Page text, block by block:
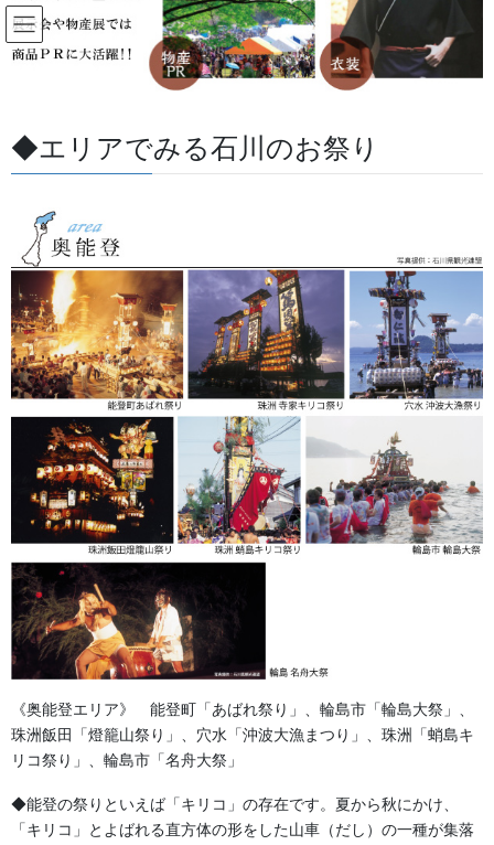
コ
ン
テ
移
動
ナ
ビ
ゲ
ン
に
すべての記事
すべての記事 お祭用品・品目 生地 羅紗 (ラシャ) 生地
2017/07/01 / 最終更新日 :
生地
羅紗 (ラシャ) 生地
れていた事例もある高級な生地です。
現代ではお祭山車の見送り幕や装飾幕のベースに使用され豪華な
出来ます。 巾１45ｃｍ 参考価格 30,000円/m 税別
◆エリアでみる石川のお祭り
《奥能登エリア》 能登町「あばれ祭り」、輪島市「輪島大祭」、
珠洲飯田「燈籠山祭り」、穴水「沖波大漁まつり」、珠洲「蛸島キ
リコ祭り」、輪島市「名舟大祭」
◆能登の祭りといえば「キリコ」の存在です。夏から秋にかけ、
「キリコ」とよばれる直方体の形をした山車（だし）の一種が集落